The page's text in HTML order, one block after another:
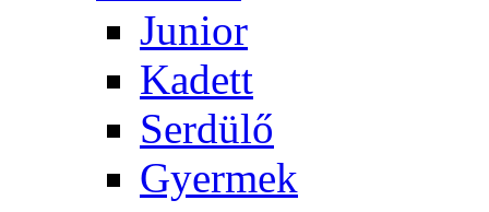
Junior
Kadett
Serdülő
Gyermek